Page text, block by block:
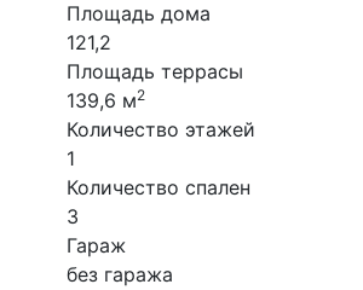
Площадь дома
121,2
Площадь террасы
139,6 м2
Количество этажей
1
Количество спален
3
Гараж
без гаража